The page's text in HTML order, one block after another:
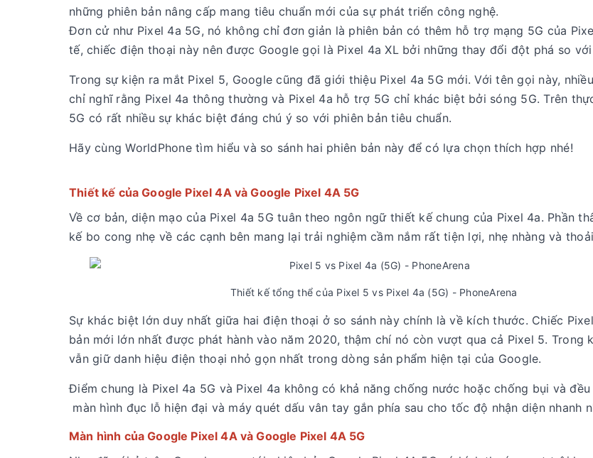
những phiên bản nâng cấp mang tiêu chuẩn mới của sự phát triển công nghệ.
Đơn cử như Pixel 4a 5G, nó không chỉ đơn giản là phiên bản có thêm hỗ trợ mạng 5G của
tế, chiếc điện thoại này nên được Google gọi là Pixel 4a XL bởi những thay đổi đột phá so
Trong sự kiện ra mắt Pixel 5, Google cũng đã giới thiệu Pixel 4a 5G mới. Với tên gọi này,
chỉ nghĩ rằng Pixel 4a thông thường và Pixel 4a hỗ trợ 5G chỉ khác biệt bởi sóng 5G. Trên
5G có rất nhiều sự khác biệt đáng chú ý so với phiên bản tiêu chuẩn.
Hãy cùng WorldPhone tìm hiểu và so sánh hai phiên bản này để có lựa chọn thích hợp nhé!
Thiết kế của Google Pixel 4A và Google Pixel 4A 5G
Về cơ bản, diện mạo của Pixel 4a 5G tuân theo ngôn ngữ thiết kế chung của Pixel 4a. Phần
kế bo cong nhẹ về các cạnh bên mang lại trải nghiệm cầm nắm rất tiện lợi, nhẹ nhàng và
Thiết kế tổng thể của Pixel 5 vs Pixel 4a (5G) - PhoneArena
Sự khác biệt lớn duy nhất giữa hai điện thoại ở so sánh này chính là về kích thước. Chiếc
bản mới lớn nhất được phát hành vào năm 2020, thậm chí nó còn vượt qua cả Pixel 5. Trong
vẫn giữ danh hiệu điện thoại nhỏ gọn nhất trong dòng sản phẩm hiện tại của Google.
Điểm chung là Pixel 4a 5G và Pixel 4a không có khả năng chống nước hoặc chống bụi và
màn hình đục lỗ hiện đại và máy quét dấu vân tay gắn phía sau cho tốc độ nhận diện nhanh
Màn hình của Google Pixel 4A và Google Pixel 4A 5G